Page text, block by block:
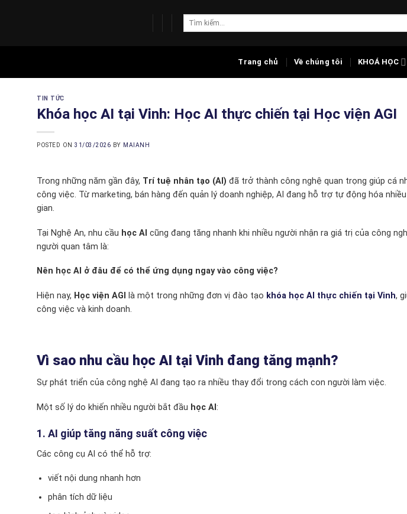
Trang chủ Về chúng tôi KHOÁ HỌC
TIN TỨC
Khóa học AI tại Vinh: Học AI thực chiến tại Học viện AGI
POSTED ON31/03/2026 BY MAIANH
Trong những năm gần đây, Trí tuệ nhân tạo (AI) đã trở thành công nghệ quan trọng giúp cá
công việc. Từ marketing, bán hàng đến quản lý doanh nghiệp, AI đang hỗ trợ tự động hóa
gian.
Tại Nghệ An, nhu cầu học AI cũng đang tăng nhanh khi nhiều người nhận ra giá trị của công
người quan tâm là:
Nên học AI ở đâu để có thể ứng dụng ngay vào công việc?
Hiện nay, Học viện AGI là một trong những đơn vị đào tạo khóa học AI thực chiến tại Vinh,
công việc và kinh doanh.
Vì sao nhu cầu học AI tại Vinh đang tăng mạnh?
Sự phát triển của công nghệ AI đang tạo ra nhiều thay đổi trong cách con người làm việc.
Một số lý do khiến nhiều người bắt đầu học AI :
1. AI giúp tăng năng suất công việc
Các công cụ AI có thể hỗ trợ:
viết nội dung nhanh hơn
phân tích dữ liệu